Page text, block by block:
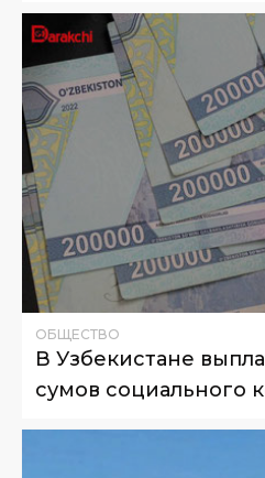
ОБЩЕСТВО
В Узбекистане
сумов социального